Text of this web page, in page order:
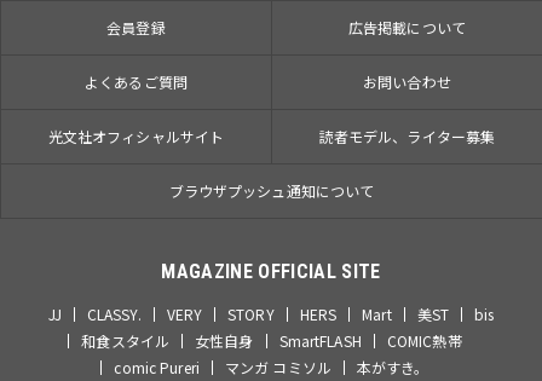
会員登録 広告掲載について
よくあるご質問 お問い合わせ
光文社オフィシャルサイト 読者モデル、ライター募集
ブラウザプッシュ通知について
MAGAZINE OFFICIAL SITE
JJ CLASSY. VERY STORY HERS Mart 美ST
bis
和食スタイル
女性自身 SmartFLASH
COMIC熱帯
comic Pureri
マンガ コミソル 本がすき。